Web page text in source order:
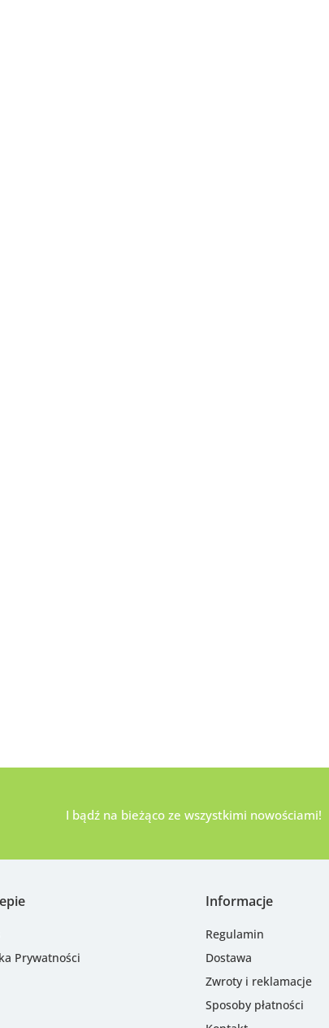
I bądź na bieżąco ze wszystkimi nowościami!
Prywatności
Informacje
Regulamin
Dostawa
Zwroty i reklamacje
Sposoby płatności